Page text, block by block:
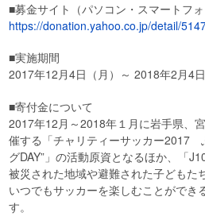
■募金サイト（パソコン・スマートフォ
https://donation.yahoo.co.jp/detail/
■実施期間
2017年12月4日（月）～ 2018年2月4日
■寄付金について
2017年12月～2018年１月に岩手県、
催する「チャリティーサッカー2017
グDAY”」の活動原資となるほか、「
被災された地域や避難された子どもた
いつでもサッカーを楽しむことができ
す。